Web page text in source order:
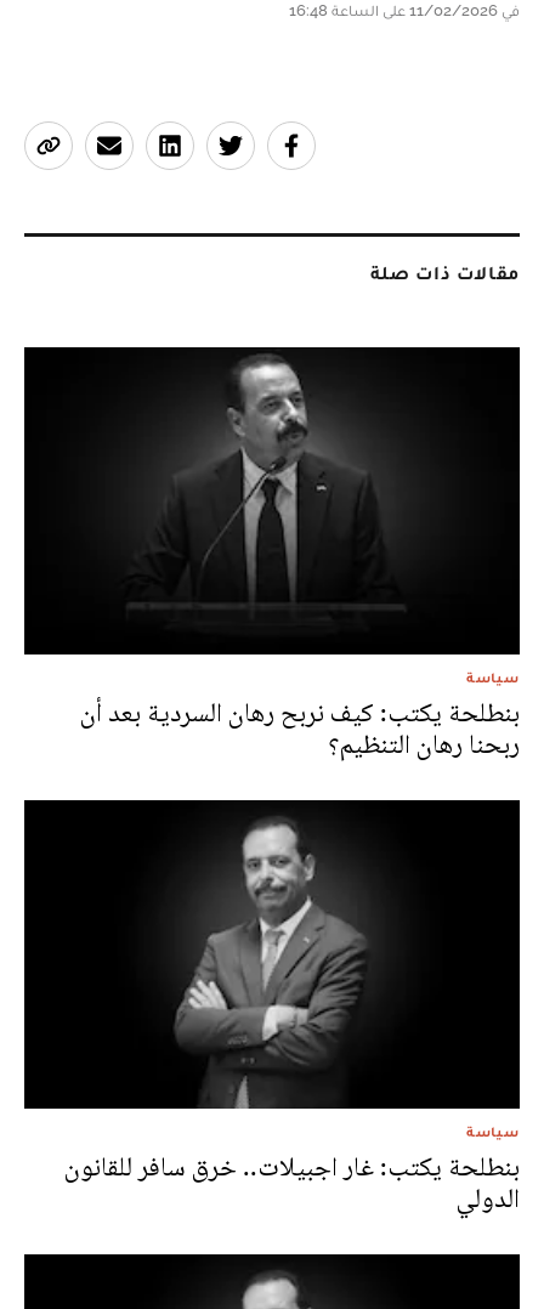
في 11/02/2026 على الساعة 16:48
مقالات ذات صلة
سياسة
بنطلحة يكتب: كيف نربح رهان السردية بعد أن
ربحنا رهان التنظيم؟
سياسة
بنطلحة يكتب: غار اجبيلات.. خرق سافر للقانون
الدولي